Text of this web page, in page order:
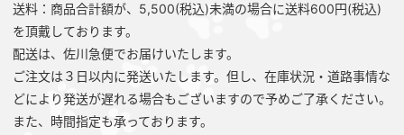
送料：商品合計額が、5,500(税込)未満の場合に送料600円(税込)
を頂戴しております。
配送は、佐川急便でお届けいたします。
ご注文は３日以内に発送いたします。但し、在庫状況・道路事情な
どにより発送が遅れる場合もございますので予めご了承ください。
また、時間指定も承っております。